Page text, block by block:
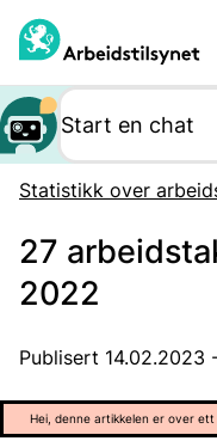
hovedinnhold
Statistikk over
27
2022
Publisert 14.02.2023
Hei, denne artikkelen er over